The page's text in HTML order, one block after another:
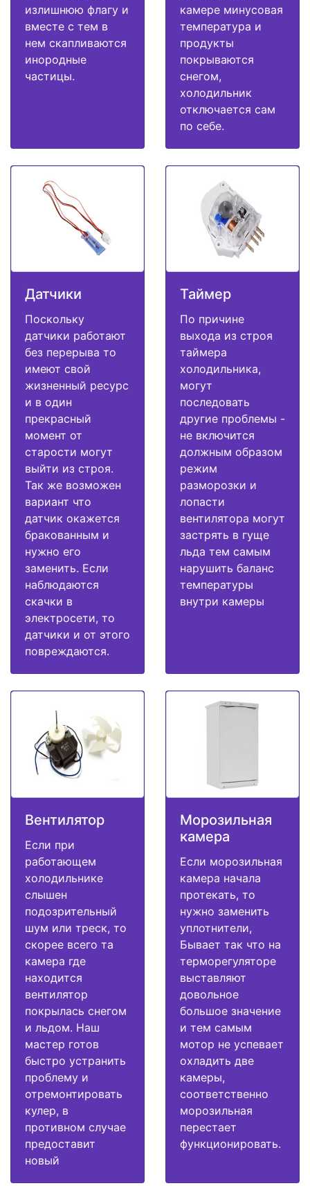
излишнюю флагу и
вместе с тем в
нем скапливаются
инородные
частицы.
камере минусовая
температура и
продукты
покрываются
снегом,
холодильник
отключается сам
по себе.
Датчики
Поскольку
датчики работают
без перерыва то
имеют свой
жизненный ресурс
и в один
прекрасный
момент от
старости могут
выйти из строя.
Так же возможен
вариант что
датчик окажется
бракованным и
нужно его
заменить. Если
наблюдаются
скачки в
электросети, то
датчики и от этого
повреждаются.
Таймер
По причине
выхода из строя
таймера
холодильника,
могут
последовать
другие проблемы -
не включится
должным образом
режим
разморозки и
лопасти
вентилятора могут
застрять в гуще
льда тем самым
нарушить баланс
температуры
внутри камеры
Вентилятор
Если при
работающем
холодильнике
слышен
подозрительный
шум или треск, то
скорее всего та
камера где
находится
вентилятор
покрылась снегом
и льдом. Наш
мастер готов
быстро устранить
проблему и
отремонтировать
кулер, в
противном случае
предоставит
новый
Морозильная
камера
Если морозильная
камера начала
протекать, то
нужно заменить
уплотнители,
Бывает так что на
терморегуляторе
выставляют
довольное
большое значение
и тем самым
мотор не успевает
охладить две
камеры,
соответственно
морозильная
перестает
функционировать.